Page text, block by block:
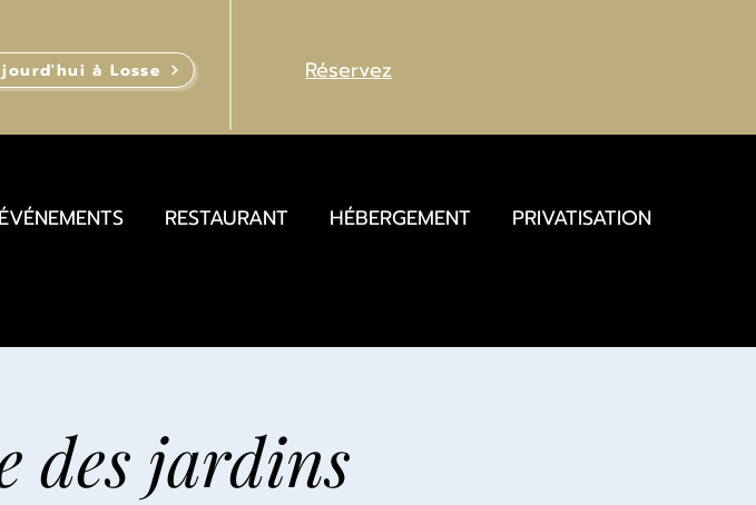
à Losse Réservez
ÉVÉNEMENTS RESTAURANT HÉBERGEMENT PRIVATISATION
des jardins